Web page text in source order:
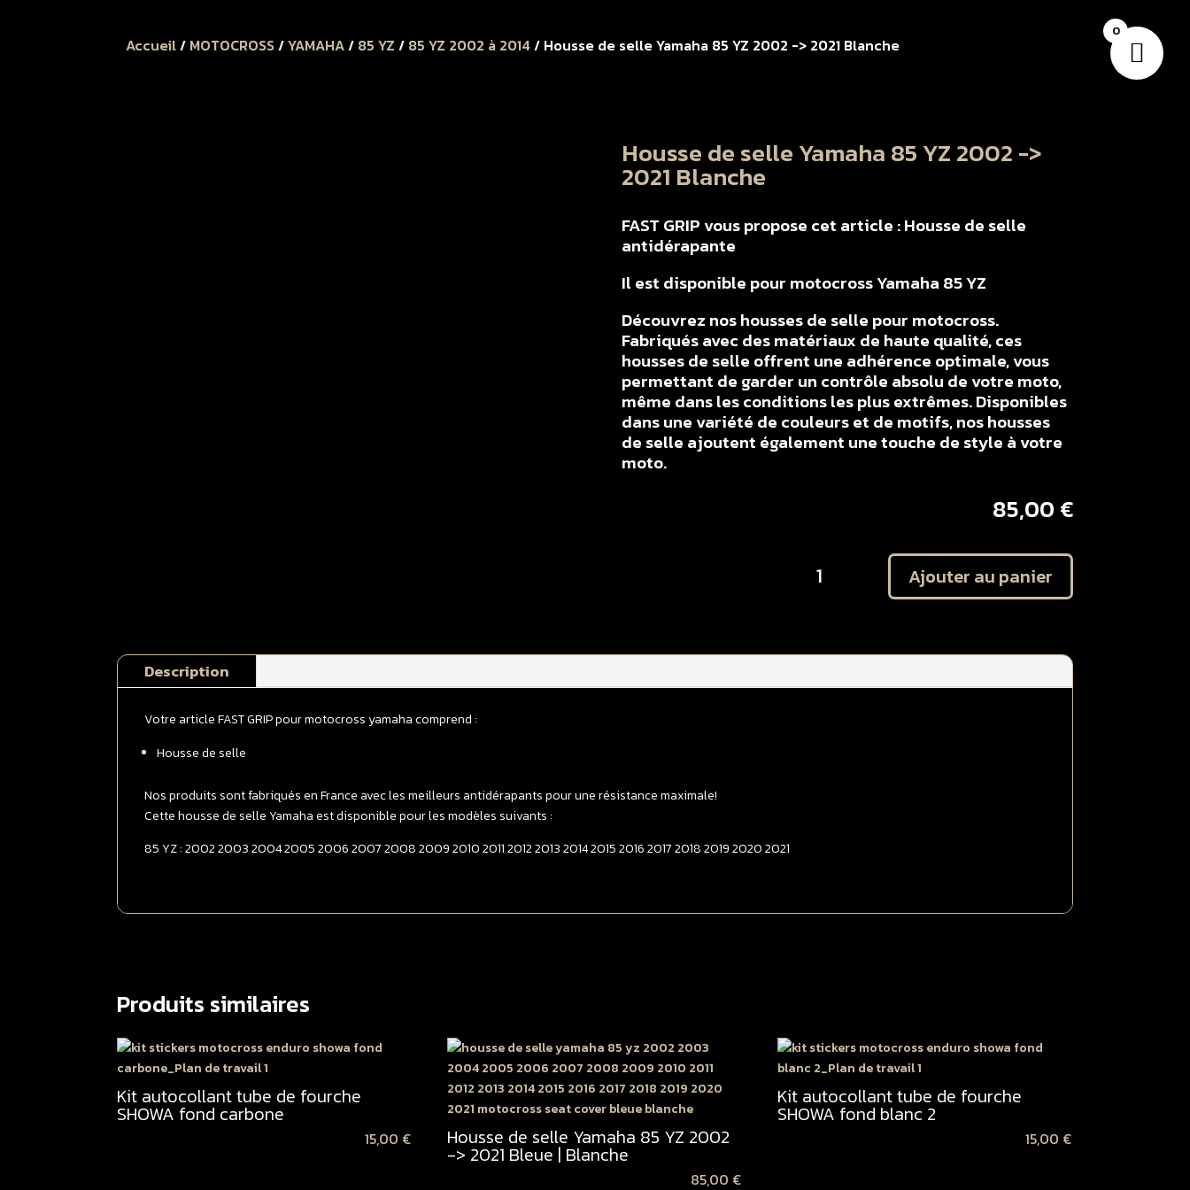
Accueil/ MOTOCROSS /YAMAHA/ 85 YZ / 85 YZ 2002 à 2014/ Housse de selle Yamaha 85 YZ 2002 -> 2021 Blanche
Housse de selle Yamaha 85 YZ 2002 ->
2021 Blanche
FAST GRIP vous propose cet article : Housse de selle
antidérapante
Il est disponible pour motocross Yamaha 85 YZ
Découvrez nos housses de selle pour motocross.
Fabriqués avec des matériaux de haute qualité, ces
housses de selle offrent une adhérence optimale, vous
permettant de garder un contrôle absolu de votre moto,
même dans les conditions les plus extrêmes. Disponibles
dans une variété de couleurs et de motifs, nos housses
de selle ajoutent également une touche de style à votre
moto.
85,00 €
Yamaha
Ajouter au panier
Description
Votre article FAST GRIP pour motocross yamaha comprend :
Housse de selle
Nos produits sont fabriqués en France avec les meilleurs antidérapants pour une résistance maximale!
Cette housse de selle Yamaha est disponible pour les modèles suivants :
85 YZ : 2002 2003 2004 2005 2006 2007 2008 2009 2010 2011 2012 2013 2014 2015 2016 2017 2018 2019 2020 2021
Produits similaires
Kit autocollant tube de fourche
SHOWA fond carbone
15,00 € Housse de selle Yamaha 85 YZ 2002
-> 2021 Bleue | Blanche
85,00 €
Kit autocollant tube de fourche
SHOWA fond blanc 2
15,00 €
0